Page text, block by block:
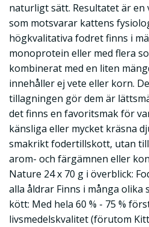
naturligt sätt. Resultatet är
som motsvarar kattens
högkvalitativa fodret finns i
monoprotein eller med flera
kombinerat med en liten
innehåller ej vete eller korn.
tillagningen gör dem är
det finns en favoritsmak för
känsliga eller mycket kräsna
smakrikt fodertillskott, utan
arom- och färgämnen eller
Nature 24 x 70 g i överblick:
alla åldrar Finns i många olika
kött: Med hela 60 % - 75 %
livsmedelskvalitet (förutom